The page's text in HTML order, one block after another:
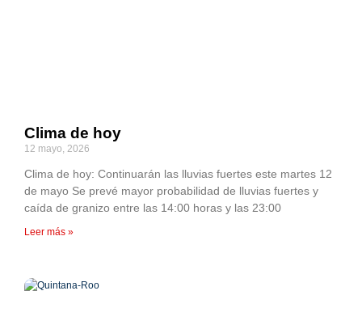
Clima de hoy
12 mayo, 2026
Clima de hoy: Continuarán las lluvias fuertes este martes 12
de mayo Se prevé mayor probabilidad de lluvias fuertes y
caída de granizo entre las 14:00 horas y las 23:00
Leer más »